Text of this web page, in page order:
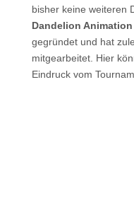
bisher keine weiteren
Dandelion
gegründet und hat
mitgearbeitet. Hier
Eindruck vom